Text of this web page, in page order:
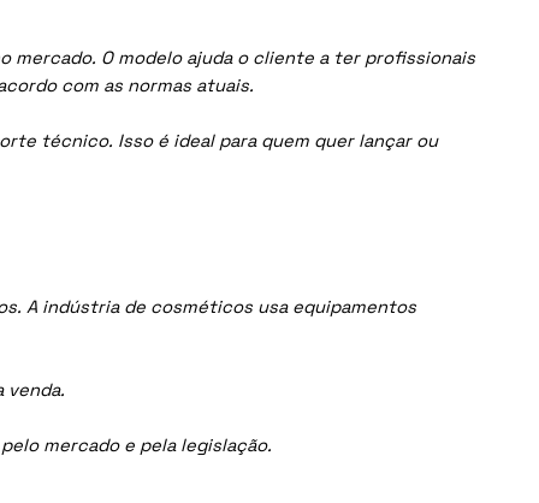
mercado. O modelo ajuda o cliente a ter profissionais
com as normas atuais.
técnico. Isso é ideal para quem quer lançar ou
A indústria de cosméticos usa equipamentos
venda.
mercado e pela legislação.